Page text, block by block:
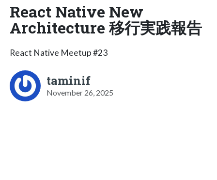
React Native New
Architecture 移行実践報告
React Native Meetup #23
taminif
November 26, 2025